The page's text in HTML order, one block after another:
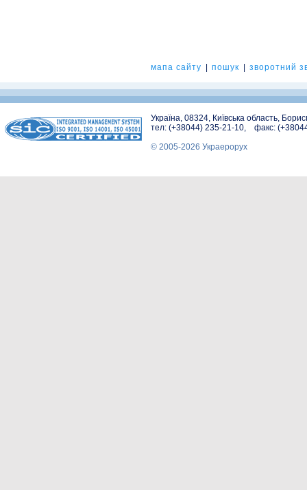
мапа сайту пошук зворотний
Україна, 08324, Київська область,
тел: (+38044) 235-21-10, факс:
© 2005-2026 Украерорух